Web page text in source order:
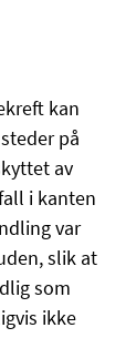
kan
på
av
i kanten
var
slik at
som
ikke